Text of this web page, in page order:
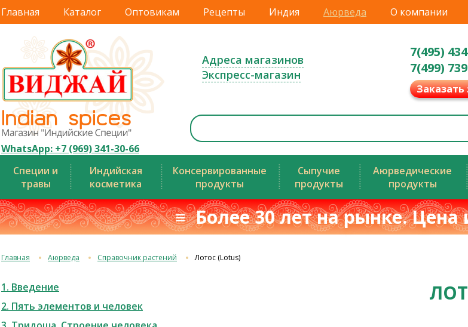
Главная Каталог Оптовикам Рецепты Индия Аюрведа О компании
WhatsApp: +7 (969) 341-30-66
Адреса магазинов
Экспресс-магазин
7(495)
7(499)
Заказать
Специи и
травы
Индийская
косметика
Консервированные
продукты
Сыпучие
продукты
Аюрведические
продукты
≡ Более 30 лет на рынке.
Главная Аюрведа Справочник растений Лотос (Lotus)
1. Введение
2. Пять элементов и человек